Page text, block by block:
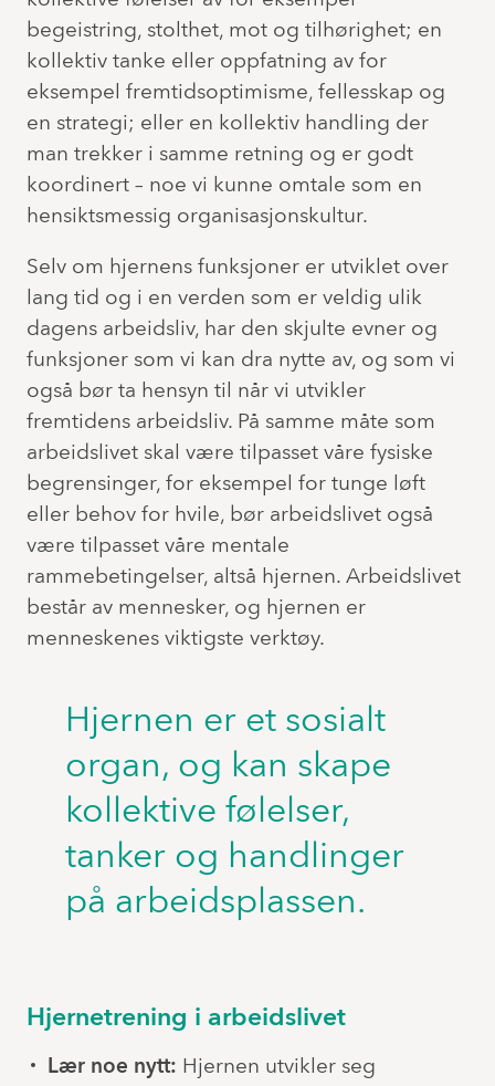
begeistring, stolthet, mot og tilhørighet; en
kollektiv tanke eller oppfatning av for
eksempel fremtidsoptimisme, fellesskap og
en strategi; eller en kollektiv handling der
man trekker i samme retning og er godt
koordinert – noe vi kunne omtale som en
hensiktsmessig organisasjonskultur.
Selv om hjernens funksjoner er utviklet over
lang tid og i en verden som er veldig ulik
dagens arbeidsliv, har den skjulte evner og
funksjoner som vi kan dra nytte av, og som vi
også bør ta hensyn til når vi utvikler
fremtidens arbeidsliv. På samme måte som
arbeidslivet skal være tilpasset våre fysiske
begrensinger, for eksempel for tunge løft
eller behov for hvile, bør arbeidslivet også
være tilpasset våre mentale
rammebetingelser, altså hjernen. Arbeidslivet
består av mennesker, og hjernen er
menneskenes viktigste verktøy.
Hjernen er et sosialt
organ, og kan skape
kollektive følelser,
tanker og handlinger
på arbeidsplassen.
Hjernetrening i arbeidslivet
Lær noe nytt: Hjernen utvikler seg